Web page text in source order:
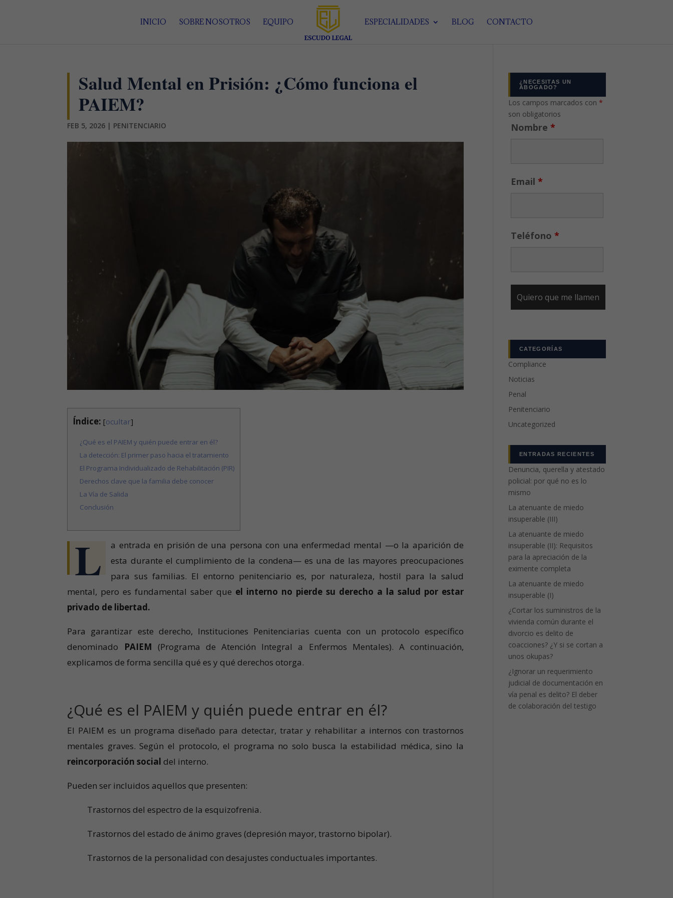
INICIO SOBRE NOSOTROS EQUIPO ESPECIALIDADES BLOG CONTACTO
Salud Mental en Prisión: ¿Cómo funciona el
PAIEM?
FEB 5, 2026 | PENITENCIARIO
Índice: [ocultar]
¿Qué es el PAIEM y quién puede entrar en él?
La detección: El primer paso hacia el tratamiento
El Programa Individualizado de Rehabilitación (PIR)
Derechos clave que la familia debe conocer
La Vía de Salida
Conclusión
L
a entrada en prisión de una persona con una enfermedad mental —o la aparición de
esta durante el cumplimiento de la condena— es una de las mayores preocupaciones
para sus familias. El entorno penitenciario es, por naturaleza, hostil para la salud
mental, pero es fundamental saber que el interno no pierde su derecho a la salud por estar
privado de libertad.
Para garantizar este derecho, Instituciones Penitenciarias cuenta con un protocolo específico
denominado
PAIEM (Programa de Atención Integral a Enfermos Mentales). A continuación,
explicamos de forma sencilla qué es y qué derechos otorga.
¿Qué es el PAIEM y quién puede entrar en él?
El PAIEM es un programa diseñado para detectar, tratar y rehabilitar a internos con trastornos
mentales graves. Según el protocolo, el programa no solo busca la estabilidad médica, sino la
reincorporación social del interno.
Pueden ser incluidos aquellos que presenten:
Trastornos del espectro de la esquizofrenia.
Trastornos del estado de ánimo graves (depresión mayor, trastorno bipolar).
Trastornos de la personalidad con desajustes conductuales importantes.
¿NECESITAS UN
ABOGADO?
Los campos marcados con*
son obligatorios
Nombre*
Email*
Teléfono*
CATEGORÍAS
Compliance
Noticias
Penal
Penitenciario
Uncategorized
ENTRADAS RECIENTES
Denuncia, querella y atestado
policial: por qué no es lo
mismo
La atenuante de miedo
insuperable (III)
La atenuante de miedo
insuperable (II): Requisitos
para la apreciación de la
eximente completa
La atenuante de miedo
insuperable (I)
¿Cortar los suministros de la
vivienda común durante el
divorcio es delito de
coacciones? ¿Y si se cortan a
unos okupas?
¿Ignorar un requerimiento
judicial de documentación en
vía penal es delito? El deber
de colaboración del testigo